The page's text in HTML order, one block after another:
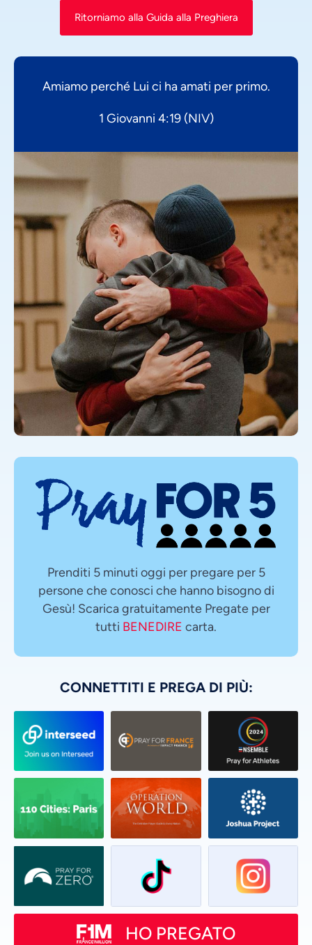
Ritorniamo alla Guida alla Preghiera
Amiamo perché Lui ci ha amati per primo.
1 Giovanni 4:19 (NIV)
Prenditi 5 minuti oggi per pregare per 5
persone che conosci che hanno bisogno di
Gesù! Scarica gratuitamente Pregate per
tutti BENEDIRE carta.
CONNETTITI E PREGA DI PIÙ:
HO PREGATO